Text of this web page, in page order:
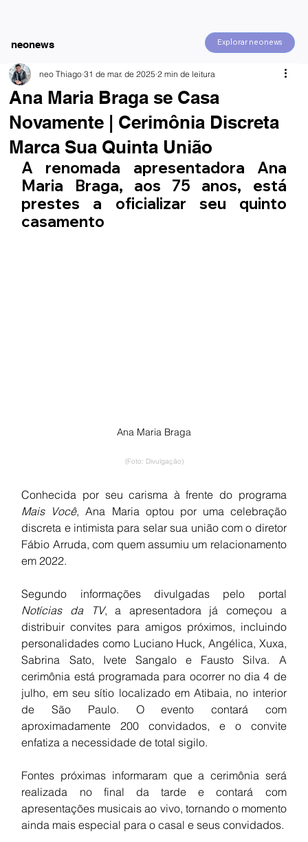
Explorar neonews
neonews
Ana Maria Braga se Casa
Novamente | Cerimônia Discreta
Marca Sua Quinta União
neo Thiago 31 de mar. de 2025 2 min de leitura
A renomada apresentadora Ana
Maria Braga, aos 75 anos, está
prestes a oficializar seu quinto
casamento
Ana Maria Braga
(Foto: Divulgação)
Mais Você, Ana Maria optou por uma celebração
discreta e intimista para selar sua união com o diretor
Fábio Arruda, com quem assumiu um relacionamento
em 2022.
Notícias da TV, a apresentadora já começou a
distribuir convites para amigos próximos, incluindo
personalidades como Luciano Huck, Angélica, Xuxa,
Sabrina Sato, Ivete Sangalo e Fausto Silva. A
cerimônia está programada para ocorrer no dia 4 de
julho, em seu sítio localizado em Atibaia, no interior
de São Paulo. O evento contará com
aproximadamente 200 convidados, e o convite
enfatiza a necessidade de total sigilo.
Fontes próximas informaram que a cerimônia será
realizada no final da tarde e contará com
apresentações musicais ao vivo, tornando o momento
ainda mais especial para o casal e seus convidados.